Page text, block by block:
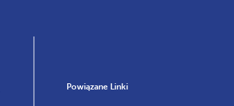
Powiązane Linki